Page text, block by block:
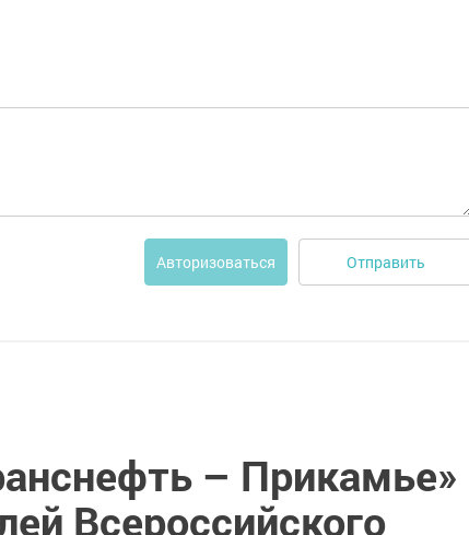
Авторизоваться Отправить
– Прикамье»
Всероссийского